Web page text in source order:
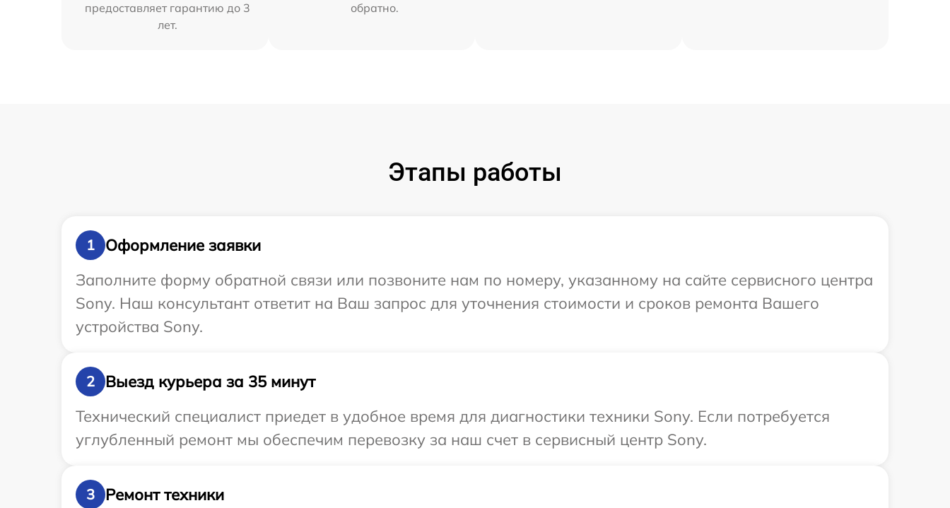
предоставляет гарантию до 3
лет.
обратно.
Этапы работы
1
Оформление заявки
Заполните форму обратной связи или позвоните нам по номеру, указанному на сайте сервисного центра
Sony. Наш консультант ответит на Ваш запрос для уточнения стоимости и сроков ремонта Вашего
устройства Sony.
2
Выезд курьера за 35 минут
Технический специалист приедет в удобное время для диагностики техники Sony. Если потребуется
углубленный ремонт мы обеспечим перевозку за наш счет в сервисный центр Sony.
3
Ремонт техники